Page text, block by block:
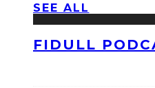
SEE ALL
FIDULL